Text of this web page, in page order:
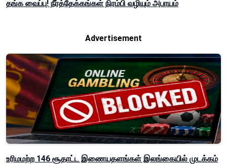
தங்க வைப்பு! நீர்த்தேக்கங்கள் நிரம்பி வழியும் அபாயம்
Advertisement
உரிமமற்ற 146 சூதாட்ட இணையதளங்கள் இலங்கையில் முடக்கம்